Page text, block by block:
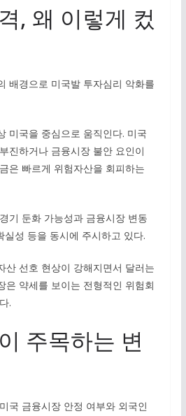
, 왜 이렇게 컸
배경으로 미국발 투자심리 악화를
미국을 중심으로 움직인다. 미국
진하거나 금융시장 불안 요인이
은 빠르게 위험자산을 회피하는
기 둔화 가능성과 금융시장 변동
실성 등을 동시에 주시하고 있다.
산 선호 현상이 강해지면서 달러는
은 약세를 보이는 전형적인 위험회
.
주목하는 변
국 금융시장 안정 여부와 외국인